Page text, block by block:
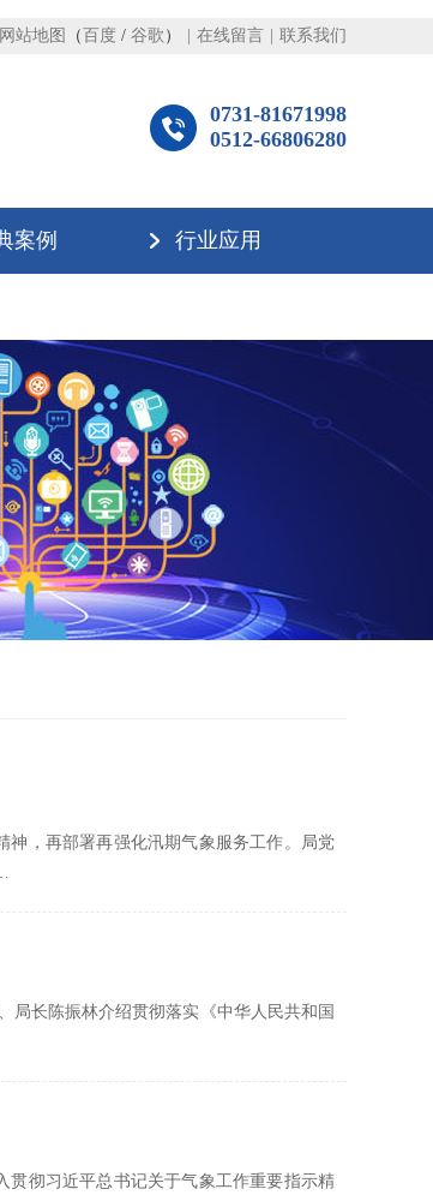
网站地图 （ 百度 / 谷歌 ） 在线留言 联系我们
0731-81671998
0512-66806280
案例 行业应用
神，再部署再强化汛期气象服务工作。局党
局长陈振林介绍贯彻落实《中华人民共和国
贯彻习近平总书记关于气象工作重要指示精